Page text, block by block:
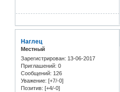
Наглец
Местный
Зарегистрирован: 13-06-2017
Приглашений: 0
Сообщений: 126
Уважение: [+7/-0]
Позитив: [+4/-0]